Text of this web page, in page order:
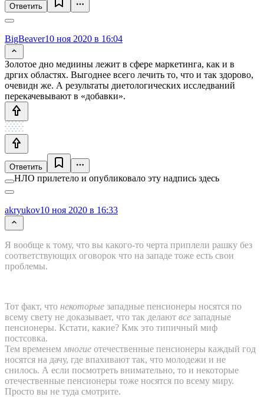
Ответить
BigBeaver10 ноя 2020 в 16:04
Золотое дно медиины лежит в сфере маркетинга, как и в
дргих областях. Выгоднее всего лечить то, что и так здорово,
очевидн же. А результаты диетологических исследваний
перекачевывают в «добавки».
Ответить
НЛО прилетело и опубликовало эту надпись здесь
akryukov10 ноя 2020 в 16:33
Я вообще к тому, что вы какого-то черта приплели рашку без
соответствующих оговорок что на западе тоже есть свои
проблемы.
Тот факт, что некоторые западные пенсионеры носятся по
всему свету не доказывает, что так делают все западные
пенсионеры. Кстати, какие? Кмк это типичный миф
постсовка.
Тем временем многие отечественные пенсионеры каждый год
носятся на дачу, где впахивают так, что молодежи и не
снилось. А если посмотреть внимательно, то и некоторые
отечественные пенсионеры тоже носятся по всему миру.
Просто вы не туда смотрите.